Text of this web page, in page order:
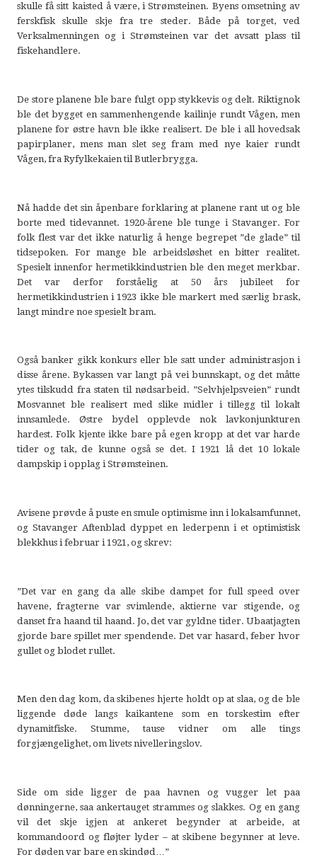
skulle få sitt kaisted å være, i Strømsteinen. Byens omsetning av
ferskfisk skulle skje fra tre steder. Både på torget, ved
Verksalmenningen og i Strømsteinen var det avsatt plass til
fiskehandlere.
De store planene ble bare fulgt opp stykkevis og delt. Riktignok
ble det bygget en sammenhengende kailinje rundt Vågen, men
planene for østre havn ble ikke realisert. De ble i all hovedsak
papirplaner, mens man slet seg fram med nye kaier rundt
Vågen, fra Ryfylkekaien til Butlerbrygga.
Nå hadde det sin åpenbare forklaring at planene rant ut og ble
borte med tidevannet. 1920-årene ble tunge i Stavanger. For
folk flest var det ikke naturlig å henge begrepet ”de glade” til
tidsepoken. For mange ble arbeidsløshet en bitter realitet.
Spesielt innenfor hermetikkindustrien ble den meget merkbar.
Det var derfor forståelig at 50 års jubileet for
hermetikkindustrien i 1923 ikke ble markert med særlig brask,
langt mindre noe spesielt bram.
Også banker gikk konkurs eller ble satt under administrasjon i
disse årene. Bykassen var langt på vei bunnskapt, og det måtte
ytes tilskudd fra staten til nødsarbeid. ”Selvhjelpsveien” rundt
Mosvannet ble realisert med slike midler i tillegg til lokalt
innsamlede. Østre bydel opplevde nok lavkonjunkturen
hardest. Folk kjente ikke bare på egen kropp at det var harde
tider og tak, de kunne også se det. I 1921 lå det 10 lokale
dampskip i opplag i Strømsteinen.
Avisene prøvde å puste en smule optimisme inn i lokalsamfunnet,
og Stavanger Aftenblad dyppet en lederpenn i et optimistisk
blekkhus i februar i 1921, og skrev:
”Det var en gang da alle skibe dampet for full speed over
havene, fragterne var svimlende, aktierne var stigende, og
danset fra haand til haand. Jo, det var gyldne tider. Ubaatjagten
gjorde bare spillet mer spendende. Det var hasard, feber hvor
gullet og blodet rullet.
Men den dag kom, da skibenes hjerte holdt op at slaa, og de ble
liggende døde langs kaikantene som en torskestim efter
dynamitfiske. Stumme, tause vidner om alle tings
forgjængelighet, om livets nivelleringslov.
Side om side ligger de paa havnen og vugger let paa
dønningerne, saa ankertauget strammes og slakkes. Og en gang
vil det skje igjen at ankeret begynder at arbeide, at
kommandoord og fløjter lyder – at skibene begynner at leve.
For døden var bare en skindød…”